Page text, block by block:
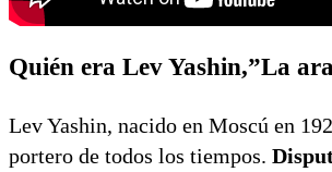
Quién era Lev Yashin,”La
Lev Yashin, nacido en Moscú en
portero de todos los tiempos.